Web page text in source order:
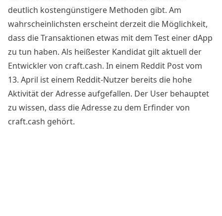
deutlich kostengünstigere Methoden gibt. Am
wahrscheinlichsten erscheint derzeit die Möglichkeit,
dass die Transaktionen etwas mit dem Test einer dApp
zu tun haben. Als heißester Kandidat gilt aktuell der
Entwickler von craft.cash. In einem Reddit Post vom
13. April ist einem Reddit-Nutzer bereits die hohe
Aktivität der Adresse aufgefallen. Der User behauptet
zu wissen, dass die Adresse zu dem Erfinder von
craft.cash gehört.